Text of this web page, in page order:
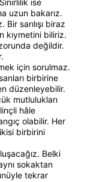
ise
uzun bakarız.
sarılışı biraz
kıymetini biliriz.
değildir.
için sorulmaz.
birbirine
düzenleyebilir.
mutlulukları
hâle
olabilir. Her
birbirini
Belki
sokaktan
tekrar